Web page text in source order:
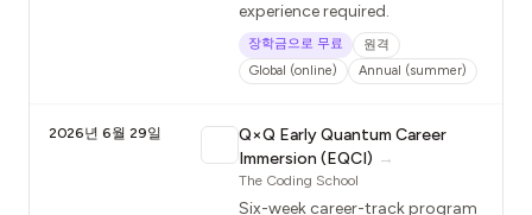
experience required.
장학금으로 무료
원격
Global (online)
Annual (summer)
2026년 6월 29일
Q×Q Early Quantum Career
Immersion (EQCI) →
The Coding School
Six-week career-track program